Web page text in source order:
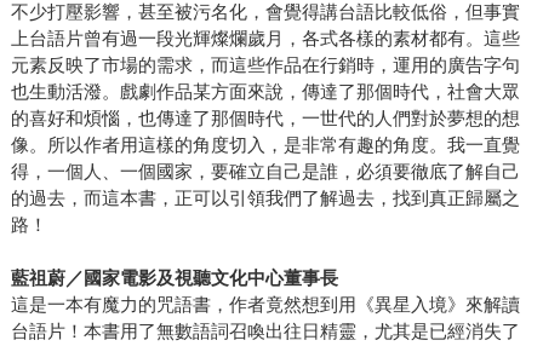
不少打壓影響，甚至被污名化，會覺得講台語比較低俗，但事實
上台語片曾有過一段光輝燦爛歲月，各式各樣的素材都有。這些
元素反映了市場的需求，而這些作品在行銷時，運用的廣告字句
也生動活潑。戲劇作品某方面來說，傳達了那個時代，社會大眾
的喜好和煩惱，也傳達了那個時代，一世代的人們對於夢想的想
像。所以作者用這樣的角度切入，是非常有趣的角度。我一直覺
得，一個人、一個國家，要確立自己是誰，必須要徹底了解自己
的過去，而這本書，正可以引領我們了解過去，找到真正歸屬之
路！
藍祖蔚／國家電影及視聽文化中心董事長
這是一本有魔力的咒語書，作者竟然想到用《異星入境》來解讀
台語片！本書用了無數語詞召喚出往日精靈，尤其是已經消失了